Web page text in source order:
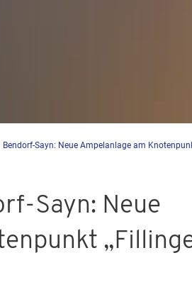
Sayn: Neue Ampelanlage am
Sayn: Neue